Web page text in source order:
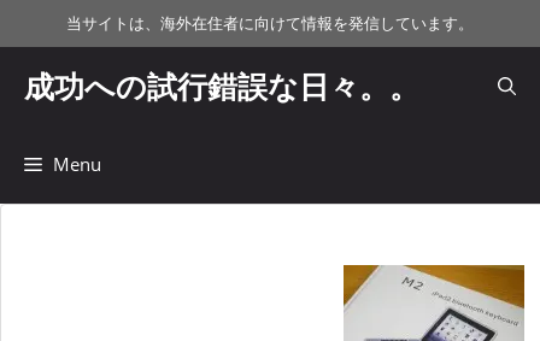
ン
当サイトは、海外在住者に向けて情報を発信しています。
成功への試行錯誤な日々。。
Menu